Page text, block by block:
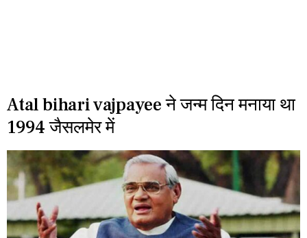
Atal bihari vajpayee ने जन्म दिन मनाया था
1994 जैसलमेर में